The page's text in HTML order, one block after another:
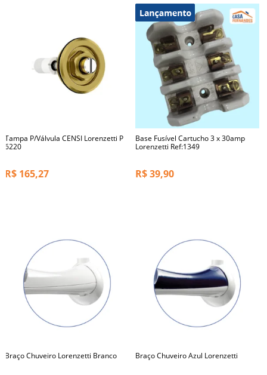
Tampa P/Válvula CENSI Lorenzetti P
6220
R$ 165,27
Base Fusível Cartucho 3 x 30amp
Lorenzetti Ref:1349
R$39,90
Braço Chuveiro Lorenzetti Branco Braço Chuveiro Azul Lorenzetti